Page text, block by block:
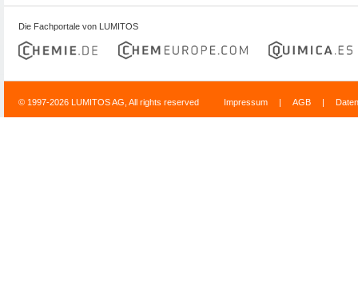
Die Fachportale von LUMITOS
© 1997-2026 LUMITOS AG, All rights reserved Impressum | AGB |